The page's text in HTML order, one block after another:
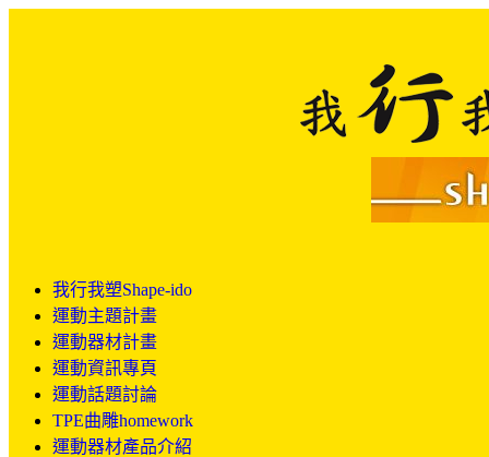
我行我塑Shape-ido
運動主題計畫
運動器材計畫
運動資訊專頁
運動話題討論
TPE曲雕homework
運動器材產品介紹